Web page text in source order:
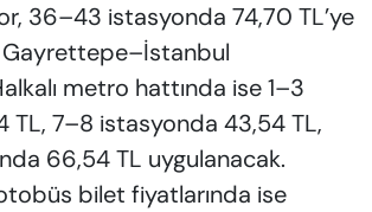
36–43 istasyonda 74,70 TL’ye
Gayrettepe–İstanbul
metro hattında ise 1–3
TL, 7–8 istasyonda 43,54 TL,
66,54 TL uygulanacak.
otobüs bilet fiyatlarında ise